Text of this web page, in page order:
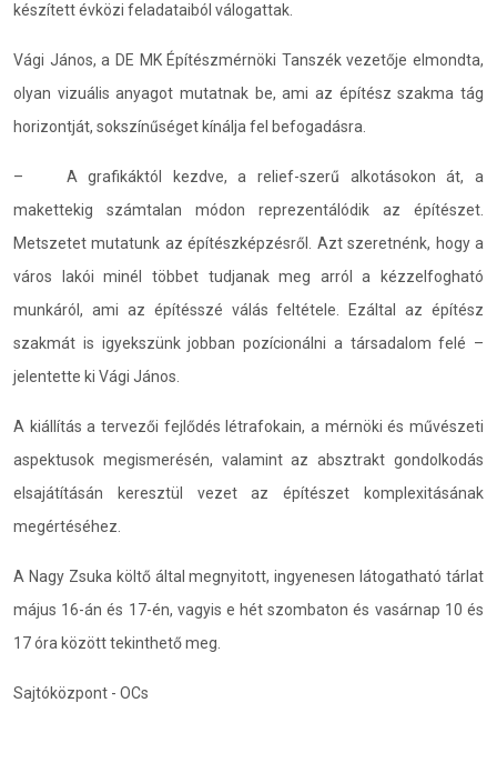
készített évközi feladataiból válogattak.
Vági János, a DE MK Építészmérnöki Tanszék vezetője elmondta,
olyan vizuális anyagot mutatnak be, ami az építész szakma tág
horizontját, sokszínűséget kínálja fel befogadásra.
– A grafikáktól kezdve, a relief-szerű alkotásokon át, a
makettekig számtalan módon reprezentálódik az építészet.
Metszetet mutatunk az építészképzésről. Azt szeretnénk, hogy a
város lakói minél többet tudjanak meg arról a kézzelfogható
munkáról, ami az építésszé válás feltétele. Ezáltal az építész
szakmát is igyekszünk jobban pozícionálni a társadalom felé –
jelentette ki Vági János.
A kiállítás a tervezői fejlődés létrafokain, a mérnöki és művészeti
aspektusok megismerésén, valamint az absztrakt gondolkodás
elsajátításán keresztül vezet az építészet komplexitásának
megértéséhez.
A Nagy Zsuka költő által megnyitott, ingyenesen látogatható tárlat
május 16-án és 17-én, vagyis e hét szombaton és vasárnap 10 és
17 óra között tekinthető meg.
Sajtóközpont - OCs